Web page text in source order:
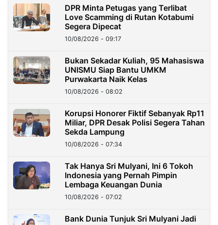
DPR Minta Petugas yang Terlibat
Love Scamming di Rutan Kotabumi
Segera Dipecat
10/08/2026 - 09:17
Bukan Sekadar Kuliah, 95 Mahasiswa
UNISMU Siap Bantu UMKM
Purwakarta Naik Kelas
10/08/2026 - 08:02
Korupsi Honorer Fiktif Sebanyak Rp11
Miliar, DPR Desak Polisi Segera Tahan
Sekda Lampung
10/08/2026 - 07:34
Tak Hanya Sri Mulyani, Ini 6 Tokoh
Indonesia yang Pernah Pimpin
Lembaga Keuangan Dunia
10/08/2026 - 07:02
Bank Dunia Tunjuk Sri Mulyani Jadi